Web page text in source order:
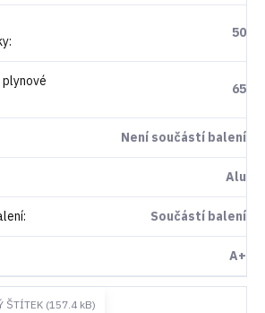
:
50
65
Není součástí balení
Alu
: Součástí balení
A+
ŠTÍTEK (157.4 kB)